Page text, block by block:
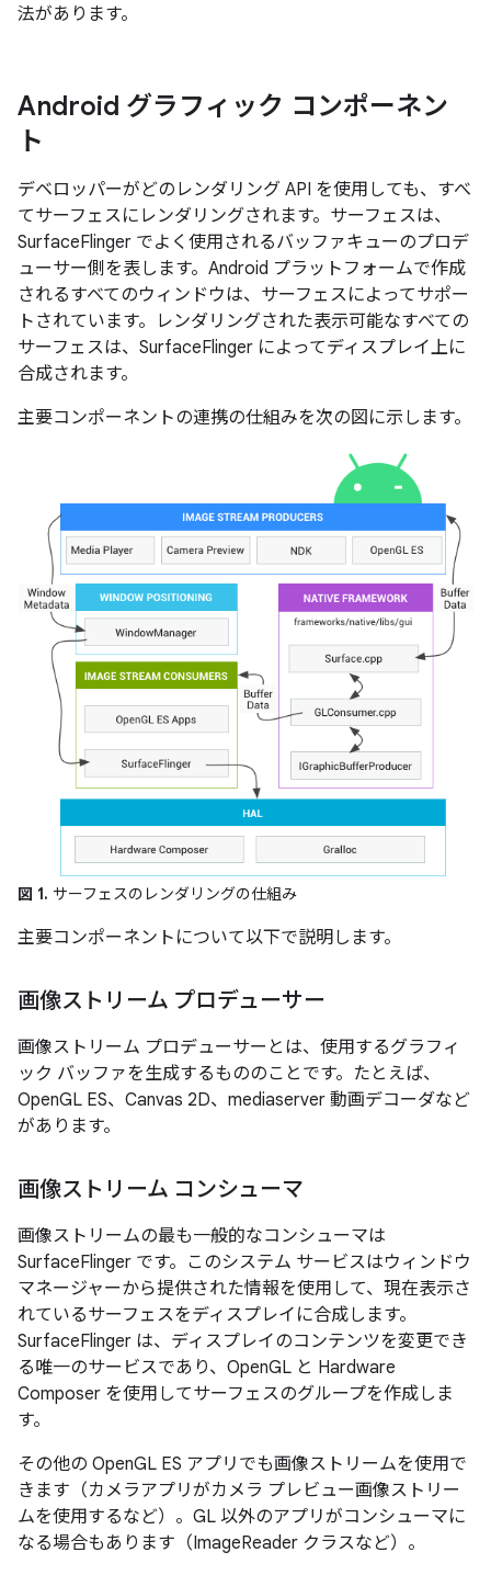
法があります。
Android グラフィック コンポーネン
ト
デベロッパーがどのレンダリング API を使用しても、すべ
てサーフェスにレンダリングされます。サーフェスは、
SurfaceFlinger でよく使用されるバッファキューのプロデ
ューサー側を表します。Android プラットフォームで作成
されるすべてのウィンドウは、サーフェスによってサポー
トされています。レンダリングされた表示可能なすべての
サーフェスは、SurfaceFlinger によってディスプレイ上に
合成されます。
主要コンポーネントの連携の仕組みを次の図に示します。
図 1. サーフェスのレンダリングの仕組み
主要コンポーネントについて以下で説明します。
画像ストリーム プロデューサー
画像ストリーム プロデューサーとは、使用するグラフィ
ック バッファを生成するもののことです。たとえば、
OpenGL ES、Canvas 2D、mediaserver 動画デコーダなど
があります。
画像ストリーム コンシューマ
画像ストリームの最も一般的なコンシューマは
SurfaceFlinger です。このシステム サービスはウィンドウ
マネージャーから提供された情報を使用して、現在表示さ
れているサーフェスをディスプレイに合成します。
SurfaceFlinger は、ディスプレイのコンテンツを変更でき
る唯一のサービスであり、OpenGL と Hardware
Composer を使用してサーフェスのグループを作成しま
す。
その他の OpenGL ES アプリでも画像ストリームを使用で
きます（カメラアプリがカメラ プレビュー画像ストリー
ムを使用するなど）。GL 以外のアプリがコンシューマに
なる場合もあります（ImageReader クラスなど）。